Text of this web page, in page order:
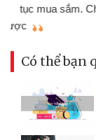
Có thể bạn